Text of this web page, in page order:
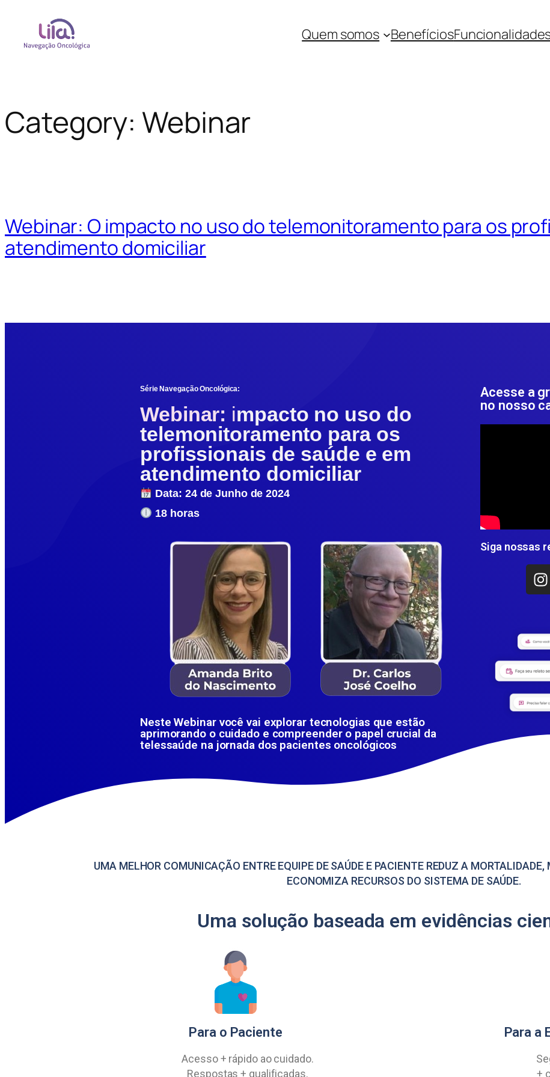
Quem somos Benefícios
Category: Webinar
Webinar: O impacto no uso do telemonitoramento para os
atendimento domiciliar
Série Navegação Oncológica:
Webinar: impacto no uso do
telemonitoramento para os
profissionais de saúde e em
atendimento domiciliar
Data: 24 de Junho de 2024
18 horas
Neste Webinar você vai explorar tecnologias que estão
aprimorando o cuidado e compreender o papel crucial da
telessaúde na jornada dos pacientes oncológicos
Acesse a
no nosso
Siga nossas
UMA MELHOR COMUNICAÇÃO ENTRE EQUIPE DE SAÚDE E PACIENTE REDUZ A
ECONOMIZA RECURSOS DO SISTEMA DE SAÚDE.
Uma solução baseada em evidências
Para o Paciente
Acesso + rápido ao cuidado.
Respostas + qualificadas.
Para a
+